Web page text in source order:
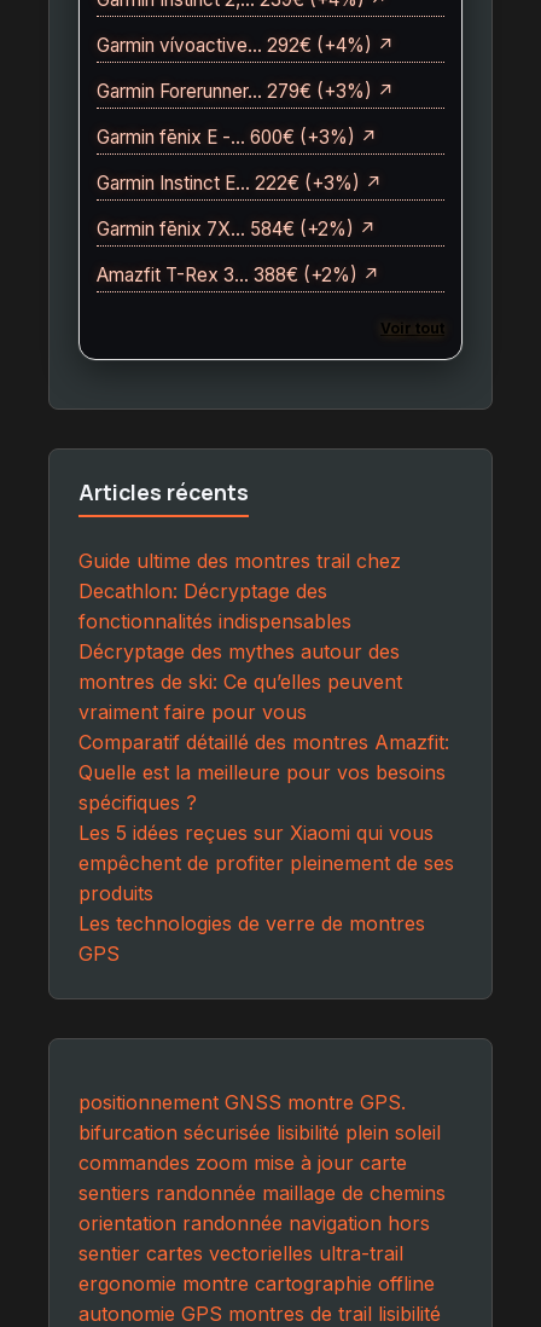
Garmin vívoactive… 292€ (+4%) ↗
Garmin Forerunner… 279€ (+3%) ↗
Garmin fēnix E -… 600€ (+3%) ↗
Garmin Instinct E… 222€ (+3%) ↗
Garmin fēnix 7X… 584€ (+2%) ↗
Amazfit T-Rex 3… 388€ (+2%) ↗
Voir tout
Articles récents
Guide ultime des montres trail chez
Decathlon: Décryptage des
fonctionnalités indispensables
Décryptage des mythes autour des
montres de ski: Ce qu’elles peuvent
vraiment faire pour vous
Comparatif détaillé des montres Amazfit:
Quelle est la meilleure pour vos besoins
spécifiques ?
Les 5 idées reçues sur Xiaomi qui vous
empêchent de profiter pleinement de ses
produits
Les technologies de verre de montres
GPS
positionnement GNSS montre GPS.
bifurcation sécurisée lisibilité plein soleil
commandes zoom mise à jour carte
sentiers randonnée maillage de chemins
orientation randonnée navigation hors
sentier cartes vectorielles ultra-trail
ergonomie montre cartographie offline
autonomie GPS montres de trail lisibilité